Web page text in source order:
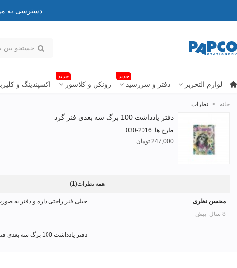
دسترسی به
لوازم التحریر دفتر و سررسید
جدید
زونکن و کلاسور
جدید
اکسپندینگ و
خانه > نظرات
دفتر یادداشت 100 برگ سه بعدی فنر گرد
طرح ها: 2016-030
247,000 تومان
همه نظرات(1)
محسن نظری
8 سال پیش
خیلی فنر راحتی داره و دفتر به
دفتر یادداشت 100 برگ سه بعدی فنر گرد